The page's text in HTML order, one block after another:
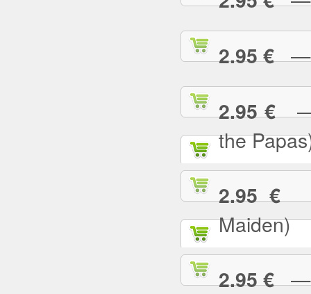
2.95 €—
2.95 €—
the
2.95 €—
Maiden)
2.95 €—